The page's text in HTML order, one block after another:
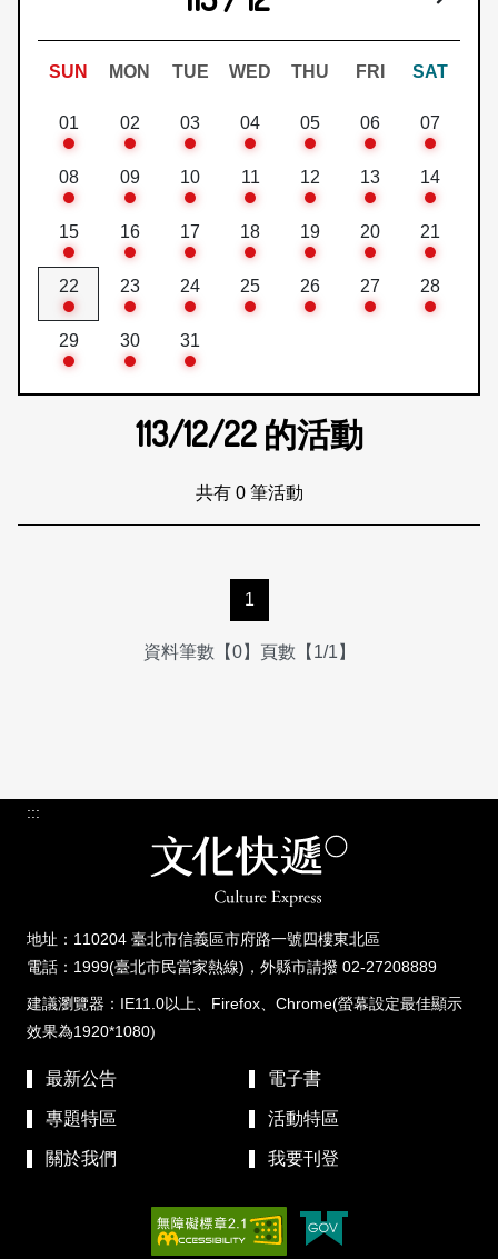
SUN MON TUE WED THU FRI SAT
01 02 03 04 05 06 07
08 09 10 11 12 13 14
15 16 17 18 19 20 21
22 23 24 25 26 27 28
29 30 31
113/12/22 的活動
共有 0 筆活動
1
資料筆數【0】頁數【1/1】
:::
地址：110204 臺北市信義區市府路一號四樓東北區
電話：1999(臺北市民當家熱線)，外縣市請撥 02-27208889
建議瀏覽器：IE11.0以上、Firefox、Chrome(螢幕設定最佳顯示
效果為1920*1080)
最新公告 電子書
專題特區 活動特區
關於我們 我要刊登